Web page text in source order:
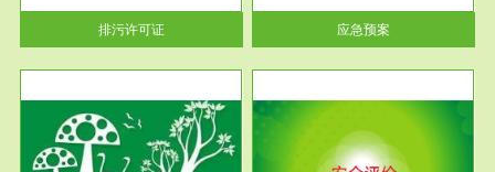
排污许可证
当按照...
应急预案
服务范围